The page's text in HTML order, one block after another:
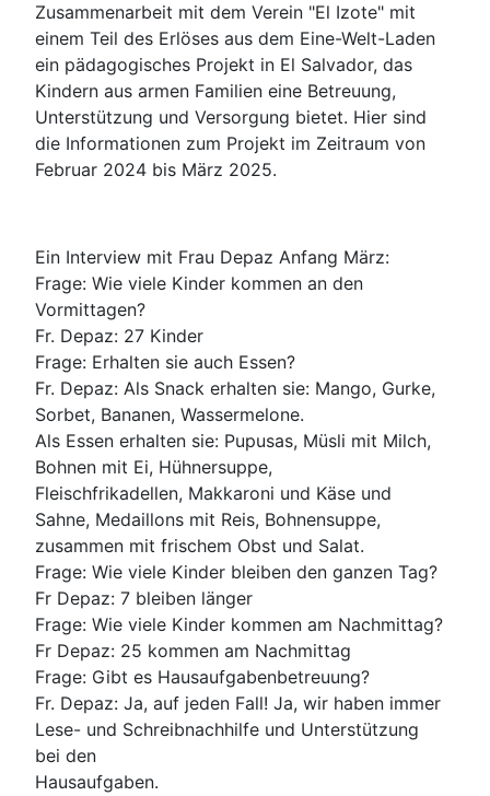
Zusammenarbeit mit dem Verein "El Izote" mit
einem Teil des Erlöses aus dem Eine-Welt-Laden
ein pädagogisches Projekt in El Salvador, das
Kindern aus armen Familien eine Betreuung,
Unterstützung und Versorgung bietet. Hier sind
die Informationen zum Projekt im Zeitraum von
Februar 2024 bis März 2025.
Ein Interview mit Frau Depaz Anfang März:
Frage: Wie viele Kinder kommen an den
Vormittagen?
Fr. Depaz: 27 Kinder
Frage: Erhalten sie auch Essen?
Fr. Depaz: Als Snack erhalten sie: Mango, Gurke,
Sorbet, Bananen, Wassermelone.
Als Essen erhalten sie: Pupusas, Müsli mit Milch,
Bohnen mit Ei, Hühnersuppe,
Fleischfrikadellen, Makkaroni und Käse und
Sahne, Medaillons mit Reis, Bohnensuppe,
zusammen mit frischem Obst und Salat.
Frage: Wie viele Kinder bleiben den ganzen Tag?
Fr Depaz: 7 bleiben länger
Frage: Wie viele Kinder kommen am Nachmittag?
Fr Depaz: 25 kommen am Nachmittag
Frage: Gibt es Hausaufgabenbetreuung?
Fr. Depaz: Ja, auf jeden Fall! Ja, wir haben immer
Lese- und Schreibnachhilfe und Unterstützung
bei den
Hausaufgaben.